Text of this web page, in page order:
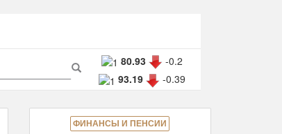
80.93
-0.2
93.19
-0.39
Поиск
ФИНАНСЫ И ПЕНСИИ